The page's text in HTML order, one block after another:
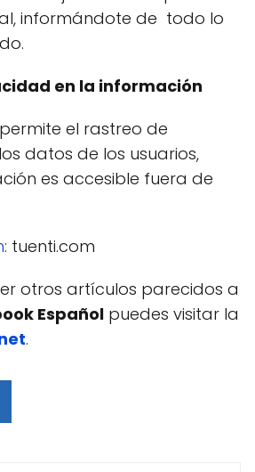
informándote de todo lo
en la información
el rastreo de
datos de los usuarios,
es accesible fuera de
: tuenti.com
otros artículos parecidos a
Español puedes visitar la
.